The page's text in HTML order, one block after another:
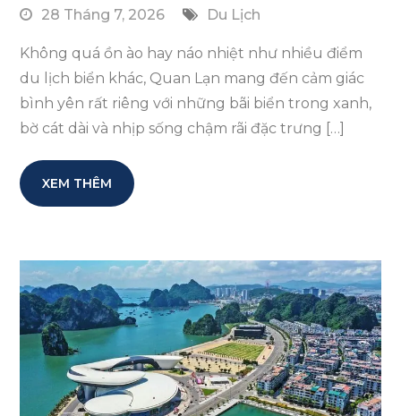
28 Tháng 7, 2026 Du Lịch
Không quá ồn ào hay náo nhiệt như nhiều điểm
du lịch biển khác, Quan Lạn mang đến cảm giác
bình yên rất riêng với những bãi biển trong xanh,
bờ cát dài và nhịp sống chậm rãi đặc trưng […]
XEM THÊM